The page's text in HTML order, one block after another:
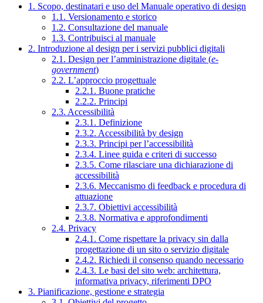
1. Scopo, destinatari e uso del Manuale operativo di design
1.1. Versionamento e storico
1.2. Consultazione del manuale
1.3. Contribuisci al manuale
2. Introduzione al design per i servizi pubblici digitali
2.1. Design per l’amministrazione digitale (e-
government)
2.2. L’approccio progettuale
2.2.1. Buone pratiche
2.2.2. Principi
2.3. Accessibilità
2.3.1. Definizione
2.3.2. Accessibilità by design
2.3.3. Principi per l’accessibilità
2.3.4. Linee guida e criteri di successo
2.3.5. Come rilasciare una dichiarazione di
accessibilità
2.3.6. Meccanismo di feedback e procedura di
attuazione
2.3.7. Obiettivi accessibilità
2.3.8. Normativa e approfondimenti
2.4. Privacy
2.4.1. Come rispettare la privacy sin dalla
progettazione di un sito o servizio digitale
2.4.2. Richiedi il consenso quando necessario
2.4.3. Le basi del sito web: architettura,
informativa privacy, riferimenti DPO
3. Pianificazione, gestione e strategia